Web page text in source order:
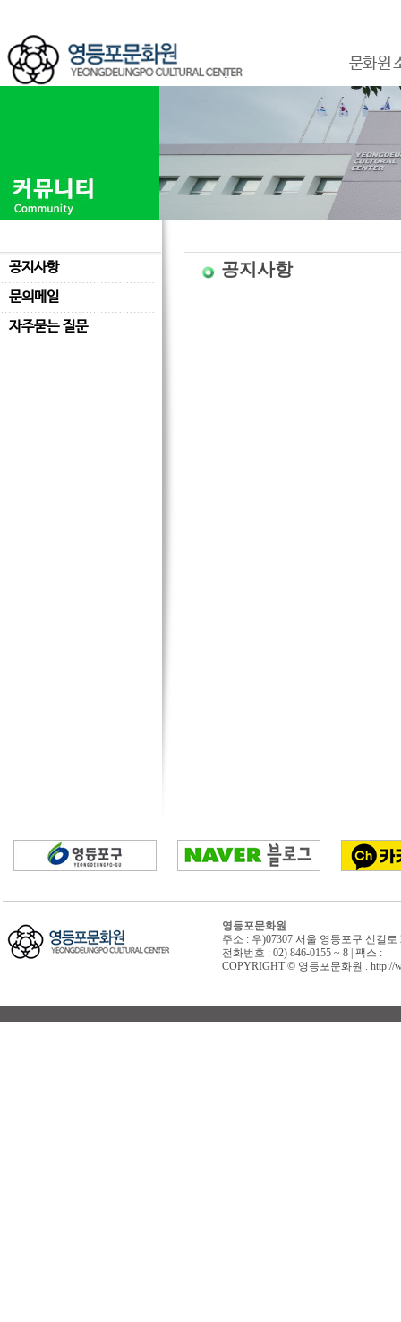
문화원
공지사항
문의메일
자주묻는 질문
공지사항
영등포문화원
주소 : 우)07307 서울 영등포구 신길
전화번호 : 02) 846-0155 ~ 8 | 팩스 :
COPYRIGHT © 영등포문화원 . http://